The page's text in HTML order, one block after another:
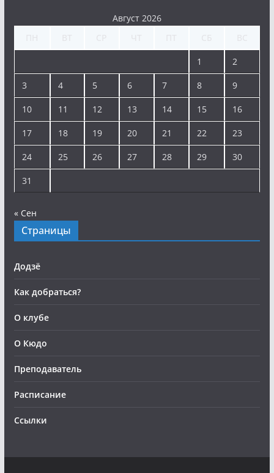
Август 2026
1 2
3 4 5 6 7 8 9
10 11 12 13 14 15 16
17 18 19 20 21 22 23
24 25 26 27 28 29 30
31
« Сен
Страницы
Додзё
Как добраться?
О клубе
О Кюдо
Преподаватель
Расписание
Ссылки